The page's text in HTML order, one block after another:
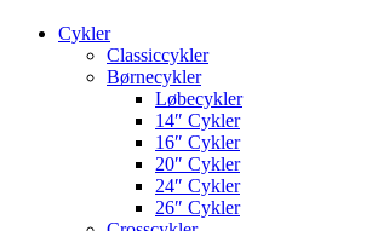
Cykler
Classiccykler
Børnecykler
Løbecykler
14″ Cykler
16″ Cykler
20″ Cykler
24″ Cykler
26″ Cykler